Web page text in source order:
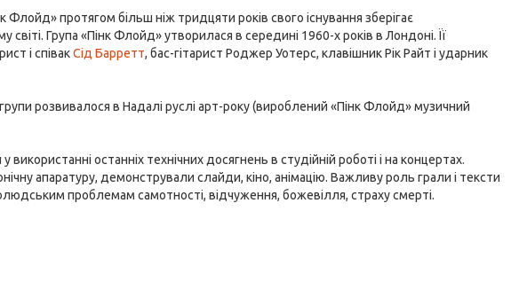
Флойд» протягом більш ніж тридцяти років свого існування зберігає
світі. Група «Пінк Флойд» утворилася в середині 1960-х років в Лондоні. Її
і співакСід Барретт, бас-гітарист Роджер Уотерс, клавішник Рік Райт і ударник
розвивалося в Надалі руслі арт-року (вироблений «Пінк Флойд» музичний
останніх технічних досягнень в студійній роботі і на концертах.
апаратуру, демонстрували слайди, кіно, анімацію. Важливу роль грали і тексти
проблемам самотності, відчуження, божевілля, страху смерті.